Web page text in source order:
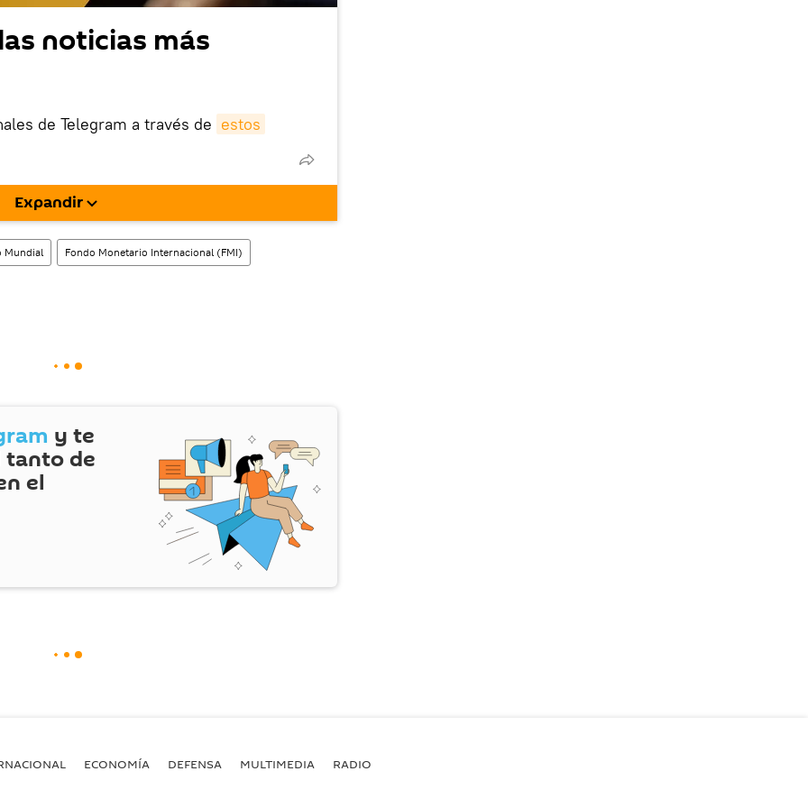
noticias más
de Telegram a través de estos
e instalarla en tu dispositivo
en la red social rusa VK .
Expandir
Mundial Fondo Monetario Internacional (FMI)
y te
tanto de
el
ECONOMÍA DEFENSA MULTIMEDIA RADIO